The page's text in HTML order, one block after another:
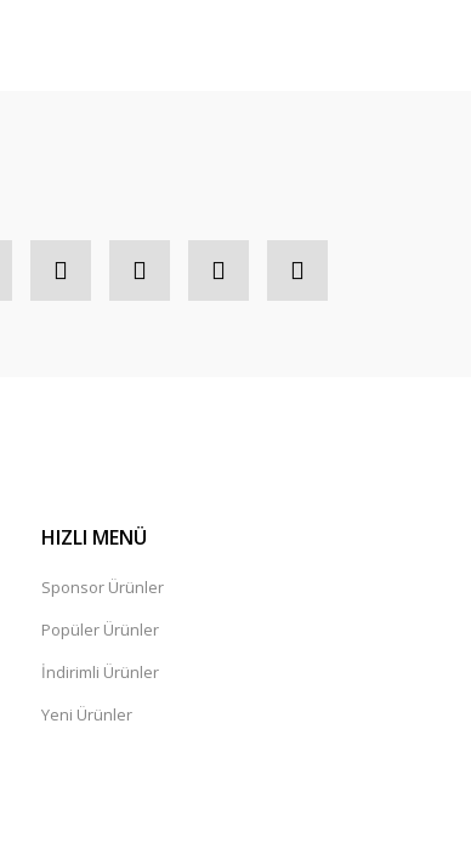
HIZLI MENÜ
Sponsor Ürünler
Popüler Ürünler
İndirimli Ürünler
Yeni Ürünler